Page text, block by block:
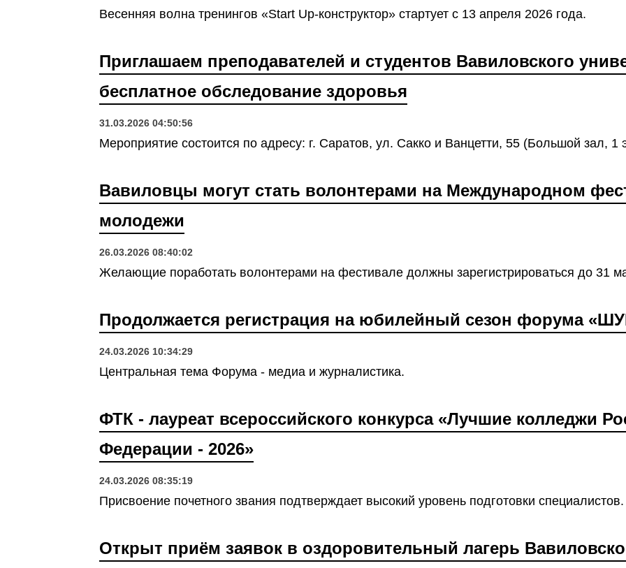
Весенняя волна тренингов «Start Up-конструктор» стартует с 13 апреля 2026 года.
Приглашаем преподавателей и студентов Вавиловского
бесплатное обследование здоровья
31.03.2026 04:50:56
Мероприятие состоится по адресу: г. Саратов, ул. Сакко и Ванцетти, 55 (Большой зал, 1
Вавиловцы могут стать волонтерами на Международном
молодежи
26.03.2026 08:40:02
Желающие поработать волонтерами на фестивале должны зарегистрироваться до 31
Продолжается регистрация на юбилейный сезон форума
24.03.2026 10:34:29
Центральная тема Форума - медиа и журналистика.
ФТК - лауреат всероссийского конкурса «Лучшие колледжи
Федерации - 2026»
24.03.2026 08:35:19
Присвоение почетного звания подтверждает высокий уровень подготовки специалистов.
Открыт приём заявок в оздоровительный лагерь